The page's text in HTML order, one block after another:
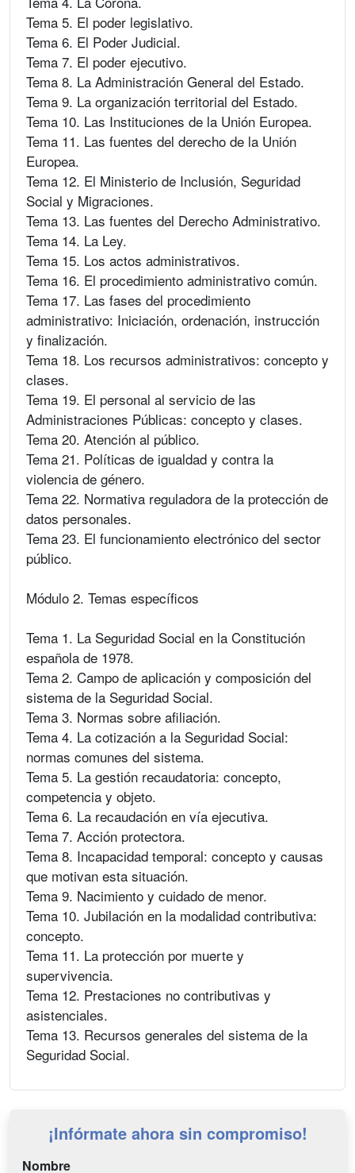
Tema 5. El poder legislativo.
Tema 6. El Poder Judicial.
Tema 7. El poder ejecutivo.
Tema 8. La Administración General del Estado.
Tema 9. La organización territorial del Estado.
Tema 10. Las Instituciones de la Unión Europea.
Tema 11. Las fuentes del derecho de la Unión
Europea.
Tema 12. El Ministerio de Inclusión, Seguridad
Social y Migraciones.
Tema 13. Las fuentes del Derecho Administrativo.
Tema 14. La Ley.
Tema 15. Los actos administrativos.
Tema 16. El procedimiento administrativo común.
Tema 17. Las fases del procedimiento
administrativo: Iniciación, ordenación, instrucción
y finalización.
Tema 18. Los recursos administrativos: concepto y
clases.
Tema 19. El personal al servicio de las
Administraciones Públicas: concepto y clases.
Tema 20. Atención al público.
Tema 21. Políticas de igualdad y contra la
violencia de género.
Tema 22. Normativa reguladora de la protección de
datos personales.
Tema 23. El funcionamiento electrónico del sector
público.
Módulo 2. Temas específicos
Tema 1. La Seguridad Social en la Constitución
española de 1978.
Tema 2. Campo de aplicación y composición del
sistema de la Seguridad Social.
Tema 3. Normas sobre afiliación.
Tema 4. La cotización a la Seguridad Social:
normas comunes del sistema.
Tema 5. La gestión recaudatoria: concepto,
competencia y objeto.
Tema 6. La recaudación en vía ejecutiva.
Tema 7. Acción protectora.
Tema 8. Incapacidad temporal: concepto y causas
que motivan esta situación.
Tema 9. Nacimiento y cuidado de menor.
Tema 10. Jubilación en la modalidad contributiva:
concepto.
Tema 11. La protección por muerte y
supervivencia.
Tema 12. Prestaciones no contributivas y
asistenciales.
Tema 13. Recursos generales del sistema de la
Seguridad Social.
¡Infórmate ahora sin compromiso!
Nombre